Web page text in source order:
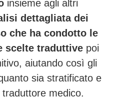
insieme agli altri
dettagliata dei
che ha condotto le
scelte traduttive poi
aiutando così gli
sia stratificato e
medico.